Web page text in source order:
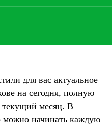
для вас актуальное
на сегодня, полную
текущий месяц. В
можно начинать каждую